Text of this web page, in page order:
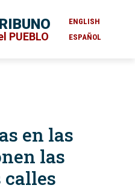
PUEBLO
ENGLISH
ESPAÑOL
en las
las
calles